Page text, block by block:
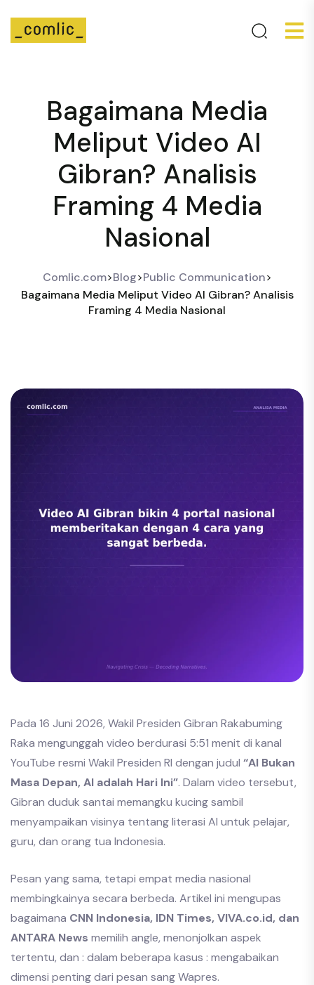
Bagaimana Media
Meliput Video AI
Gibran? Analisis
Framing 4 Media
Nasional
Comlic.com>Blog>Public Communication>
Bagaimana Media Meliput Video AI Gibran? Analisis
Framing 4 Media Nasional
Pada 16 Juni 2026, Wakil Presiden Gibran Rakabuming
Raka mengunggah video berdurasi 5:51 menit di kanal
YouTube resmi Wakil Presiden RI dengan judul “AI Bukan
Masa Depan, AI adalah Hari Ini”. Dalam video tersebut,
Gibran duduk santai memangku kucing sambil
menyampaikan visinya tentang literasi AI untuk pelajar,
guru, dan orang tua Indonesia.
Pesan yang sama, tetapi empat media nasional
membingkainya secara berbeda. Artikel ini mengupas
bagaimana CNN Indonesia, IDN Times, VIVA.co.id, dan
ANTARA News memilih angle, menonjolkan aspek
tertentu, dan : dalam beberapa kasus : mengabaikan
dimensi penting dari pesan sang Wapres.